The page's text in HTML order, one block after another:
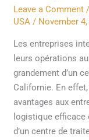
Leave a Comment /
USA/ November
Les entreprises
leurs opérations
grandement d’un
Californie. En
avantages aux
logistique efficace
d’un centre de
commandes
Californie
pour
les
entreprises
internationales